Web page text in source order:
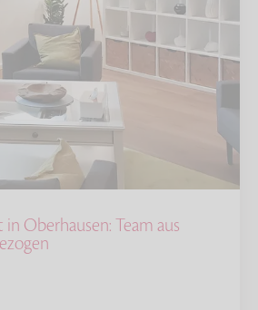
Oberhausen: Team aus